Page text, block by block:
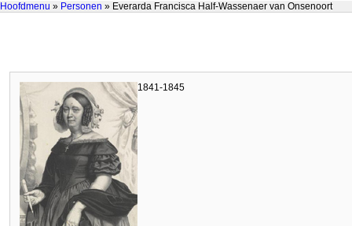
Hoofdmenu » Personen » Everarda Francisca Half-Wassenaer van Onsenoort
1841-1845